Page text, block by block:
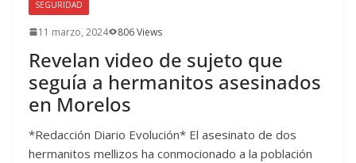
SEGURIDAD
11 marzo, 2024 806 Views
Revelan video de sujeto que
seguía a hermanitos asesinados
en Morelos
*Redacción Diario Evolución* El asesinato de dos
hermanitos mellizos ha conmocionado a la población